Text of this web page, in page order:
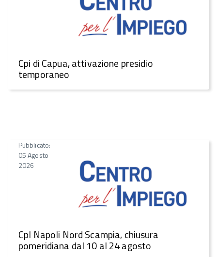
Cpi di Capua, attivazione presidio
temporaneo
Pubblicato:
05 Agosto
2026
CpI Napoli Nord Scampia, chiusura
pomeridiana dal 10 al 24 agosto